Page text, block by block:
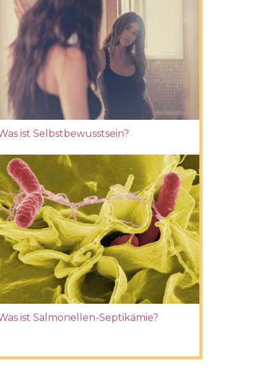
ist Selbstbewusstsein?
ist Salmonellen-Septikämie?